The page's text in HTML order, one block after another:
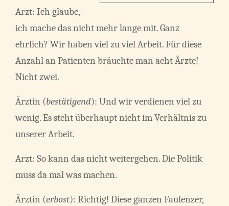
Arzt: Ich glaube,
ich mache das nicht mehr lange mit. Ganz
ehrlich? Wir haben viel zu viel Arbeit. Für diese
Anzahl an Patienten bräuchte man acht Ärzte!
Nicht zwei.
Ärztin (bestätigend): Und wir verdienen viel zu
wenig. Es steht überhaupt nicht im Verhältnis zu
unserer Arbeit.
Arzt: So kann das nicht weitergehen. Die Politik
muss da mal was machen.
Ärztin (erbost): Richtig! Diese ganzen Faulenzer,